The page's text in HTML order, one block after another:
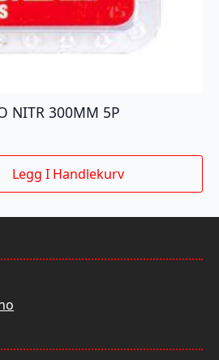
NITR 300MM 5P
Legg I Handlekurv